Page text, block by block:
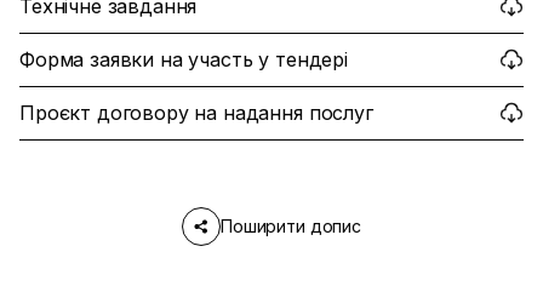
Технічне завдання
Форма заявки на участь у тендері
Проєкт договору на надання послуг
Поширити допис